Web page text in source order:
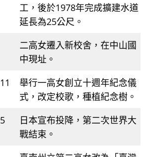
工，後於1978年完成擴建水道
延長為25公尺。
二高女遷入新校舍，在中山國
中現址。
舉行一高女創立十週年紀念儀
式，改定校歌，種植紀念樹。
日本宣布投降，第二次世界大
戰結束。